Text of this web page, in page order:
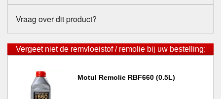
Vraag over dit product?
Vergeet niet de remvloeistof / remolie bij uw bestelling:
Motul Remolie RBF660 (0.5L)